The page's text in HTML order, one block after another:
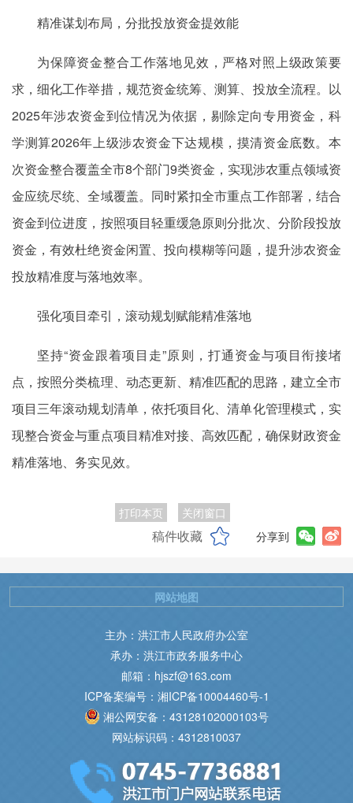
精准谋划布局，分批投放资金提效能
为保障资金整合工作落地见效，严格对照上级政策要
求，细化工作举措，规范资金统筹、测算、投放全流程。以
2025年涉农资金到位情况为依据，剔除定向专用资金，科
学测算2026年上级涉农资金下达规模，摸清资金底数。本
次资金整合覆盖全市8个部门9类资金，实现涉农重点领域资
金应统尽统、全域覆盖。同时紧扣全市重点工作部署，结合
资金到位进度，按照项目轻重缓急原则分批次、分阶段投放
资金，有效杜绝资金闲置、投向模糊等问题，提升涉农资金
投放精准度与落地效率。
强化项目牵引，滚动规划赋能精准落地
坚持“资金跟着项目走”原则，打通资金与项目衔接堵
点，按照分类梳理、动态更新、精准匹配的思路，建立全市
项目三年滚动规划清单，依托项目化、清单化管理模式，实
现整合资金与重点项目精准对接、高效匹配，确保财政资金
精准落地、务实见效。
打印本页 关闭窗口
稿件收藏 分享到
主办：洪江市人民政府办公室
承办：洪江市政务服务中心
邮箱：hjszf@163.com
ICP备案编号：湘ICP备10004460号-1
湘公网安备：43128102000103号
网站标识码：4312810037
网站地图